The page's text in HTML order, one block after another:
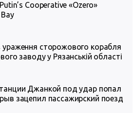
Cooperative «Ozero»
ураження сторожового корабля
заводу у Рязанській області
Джанкой под удар попал
зацепил пассажирский поезд